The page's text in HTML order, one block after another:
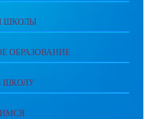
ШКОЛЫ
ОБРАЗОВАНИЕ
ШКОЛУ